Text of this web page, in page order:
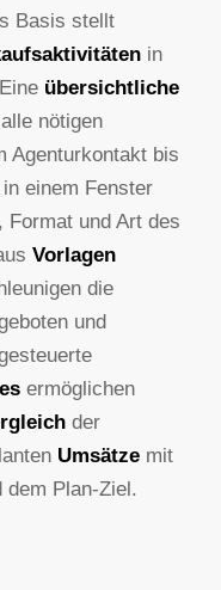
Basis stellt
in
übersichtliche
nötigen
Agenturkontakt bis
einem Fenster
und Art des
Vorlagen
die
und
ermöglichen
der
Umsätzemit
dem Plan-Ziel.